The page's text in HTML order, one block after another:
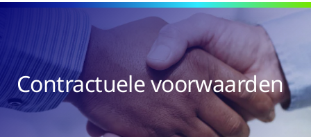
Contractuele voorwaarden